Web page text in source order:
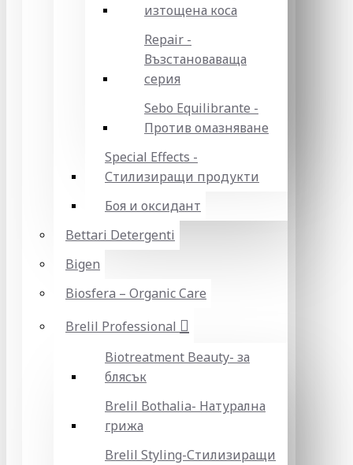
изтощена коса
Repair -
Възстановаваща
серия
Sebo Equilibrante -
Против омазняване
Special Effects -
Стилизиращи продукти
Боя и оксидант
Bettari Detergenti
Bigen
Biosfera – Organic Care
Brelil Professional
Biotreatment Beauty- за
блясък
Brelil Bothalia- Натурална
грижа
Brelil Styling-Стилизиращи